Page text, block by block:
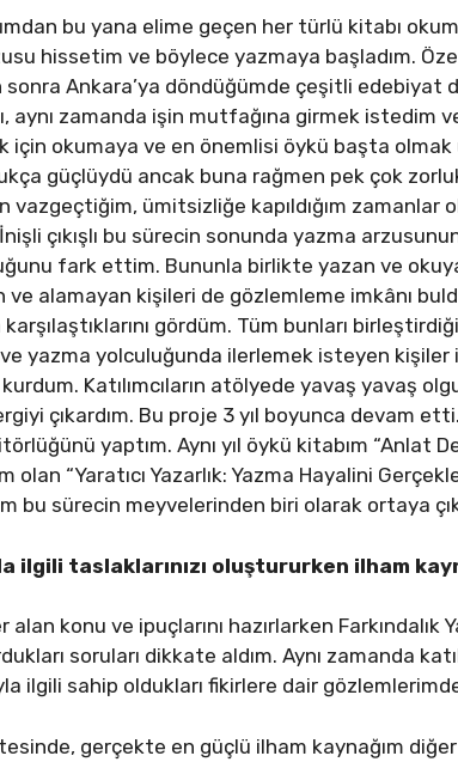
bu yana elime geçen her türlü kitabı
hissetim ve böylece yazmaya başladım.
Ankara’ya döndüğümde çeşitli edebiyat
aynı zamanda işin mutfağına girmek istedim
için okumaya ve en önemlisi öykü başta
güçlüydü ancak buna rağmen pek çok
vazgeçtiğim, ümitsizliğe kapıldığım zamanlar
çıkışlı bu sürecin sonunda yazma
fark ettim. Bununla birlikte yazan ve
ve alamayan kişileri de gözlemleme imkânı
gördüm. Tüm bunları
yazma yolculuğunda ilerlemek isteyen kişiler
Katılımcıların atölyede yavaş yavaş
çıkardım. Bu proje 3 yıl boyunca devam
yaptım. Aynı yıl öykü kitabım “Anlat
olan “Yaratıcı Yazarlık: Yazma Hayalini
bu sürecin meyvelerinden biri olarak ortaya
ilgili taslaklarınızı oluştururken ilham
konu ve ipuçlarını hazırlarken
soruları dikkate aldım. Aynı zamanda
ilgili sahip oldukları fikirlere dair
gerçekte en güçlü ilham kaynağım